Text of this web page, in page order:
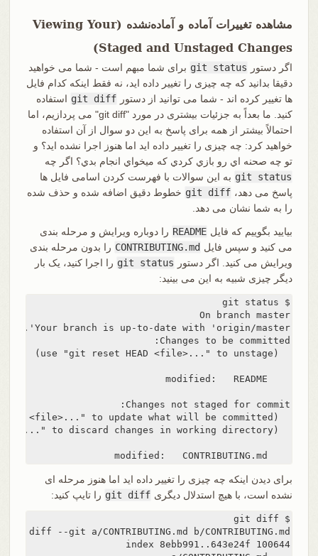
مشاهده تغییرات آماده و آماده‌نشده (Viewing Your
Staged and Unstaged Changes)
اگر دستور git status برای شما مبهم است - شما می خواهید
دقیقا بدانید که چه چیزی را تغییر داده اید، نه فقط اینکه کدام فایل
ها تغییر کرده اند - شما می توانید از دستور git diff استفاده
کنید. ما بعداً به جزئیات بیشتری در مورد "git diff" می پردازیم، اما
احتمالاً بیشتر از همه برای پاسخ به این دو سوال از آن استفاده
خواهید کرد: چه چیزی را تغییر داده اید اما هنوز اجرا نشده اید؟ و
تو چه صحنه اي رو بازي کردي که ميخواي انجام بدي؟ اگر چه
git status به این سوالات با فهرست کردن اسامی فایل ها
پاسخ می دهد، git diff خطوط دقیق اضافه شده و حذف شده
را به شما نشان می دهد.
بیایید بگوییم که فایل README را دوباره ویرایش و مرحله بندی
می کنید و سپس فایل CONTRIBUTING.md را بدون مرحله بندی
ویرایش می کنید. اگر دستور
git status را اجرا کنید، یک بار
دیگر چیزی شبیه به این می بینید:
$ git status
On branch master
    modified:   README
برای دیدن اینکه چه چیزی را تغییر داده اید اما هنوز مرحله ای
نشده است، با هیچ استدلال دیگری git diff را تایپ کنید:
$ git diff
diff --git a/CONTRIBUTING.md b/CONTRIBUTING.md